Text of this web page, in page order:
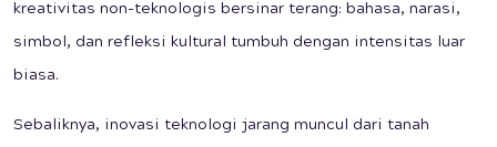
kreativitas non-teknologis bersinar terang: bahasa, narasi,
simbol, dan refleksi kultural tumbuh dengan intensitas luar
biasa.
Sebaliknya, inovasi teknologi jarang muncul dari tanah